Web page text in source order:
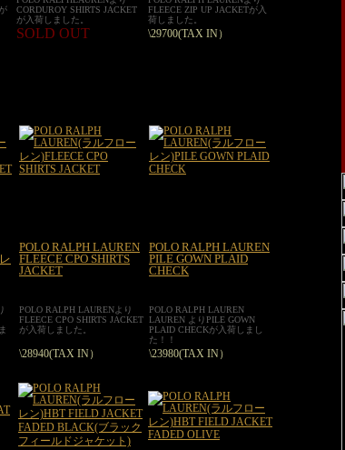
CORDUROY SHIRTS JACKET
が入荷しました。
FLEECE ZIP UP JACKETが入
荷しました。
SOLD OUT \29700(TAX IN）
POLO RALPH LAUREN
FLEECE CPO SHIRTS
JACKET
POLO RALPH LAUREN
PILE GOWN PLAID
CHECK
POLO RALPH LAURENより
FLEECE CPO SHIRTS JACKET
が入荷しました。
POLO RALPH LAUREN
LAUREN よりPILE GOWN
PLAID CHECKが入荷しまし
た！！
\28940(TAX IN） \23980(TAX IN）